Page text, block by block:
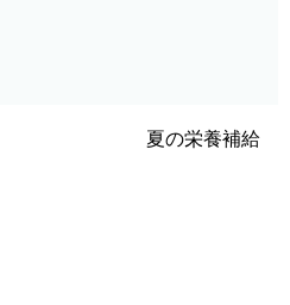
夏の栄養補給